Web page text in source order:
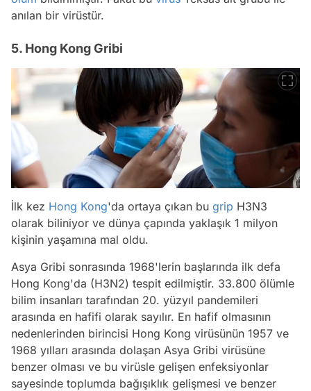
anılan bir virüstür.
5. Hong Kong Gribi
İlk kez Hong Kong'da ortaya çıkan bu grip H3N3
olarak biliniyor ve dünya çapında yaklaşık 1 milyon
kişinin yaşamına mal oldu.
Asya Gribi sonrasında 1968'lerin başlarında ilk defa
Hong Kong'da (H3N2) tespit edilmiştir. 33.800 ölümle
bilim insanları tarafından 20. yüzyıl pandemileri
arasında en hafifi olarak sayılır. En hafif olmasının
nedenlerinden birincisi Hong Kong virüsünün 1957 ve
1968 yılları arasında dolaşan Asya Gribi virüsüne
benzer olması ve bu virüsle gelişen enfeksiyonlar
sayesinde toplumda bağışıklık gelişmesi ve benzer